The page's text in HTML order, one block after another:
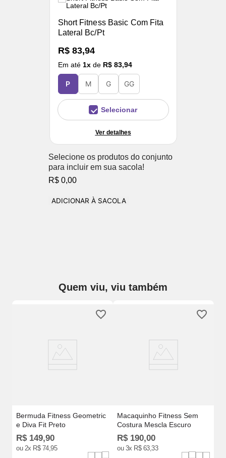
Short Fitness Basic Com Fita
Lateral Bc/Pt
R$ 83,94
Em até 1x de R$ 83,94
P M G GG
Selecionar
Ver detalhes
Selecione os produtos do conjunto
para incluir em sua sacola!
R$ 0,00
ADICIONAR À SACOLA
Quem viu, viu também
Bermuda Fitness Geometric
e Diva Fit Preto
R$ 149,90
ou 2x R$ 74,95
Macaquinho Fitness Sem
Costura Mescla Escuro
R$ 190,00
ou 3x R$ 63,33